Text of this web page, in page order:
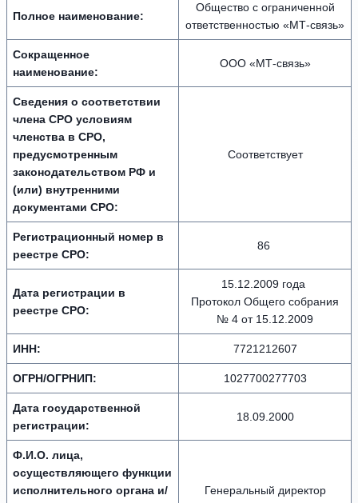
Полное наименование:
Общество с ограниченной
ответственностью «МТ-связь»
Сокращенное
наименование:
OOO «МТ-связь»
Сведения о соответствии
члена СРО условиям
членства в СРО,
предусмотренным
законодательством РФ и
(или) внутренними
документами СРО:
Соответствует
Регистрационный номер в
реестре СРО:
86
Дата регистрации в
реестре СРО:
15.12.2009 года
Протокол Общего собрания
№ 4 от 15.12.2009
ИНН: 7721212607
ОГРН/ОГРНИП: 1027700277703
Дата государственной
регистрации:
18.09.2000
Ф.И.О. лица,
осуществляющего функции
исполнительного органа и/
Генеральный директор